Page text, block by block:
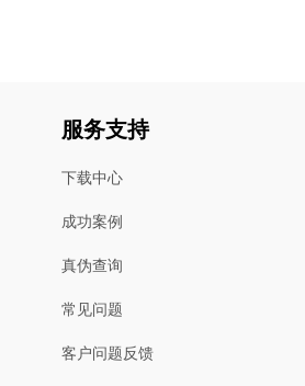
服务支持
下载中心
成功案例
真伪查询
常见问题
客户问题反馈